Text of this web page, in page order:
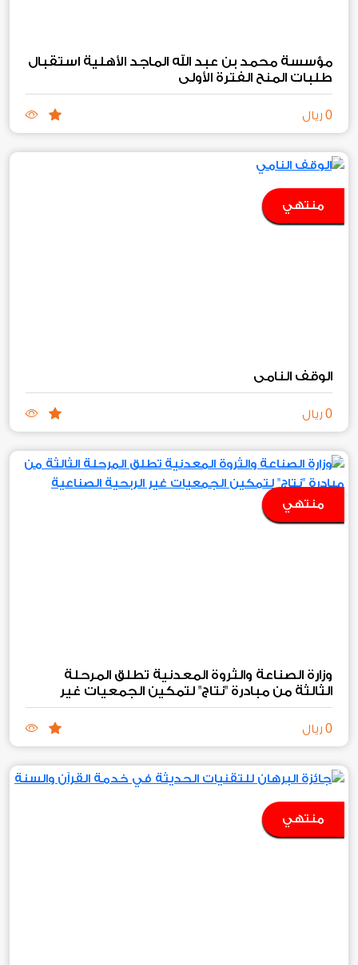
مؤسسة محمد بن عبد الله الماجد الأهلية استقبال
طلبات المنح الفترة الأولى
0 ريال
منتهي
الوقف النامي
0 ريال
منتهي
وزارة الصناعة والثروة المعدنية تطلق المرحلة
الثالثة من مبادرة "نتاج" لتمكين الجمعيات غير
الربحية الصناعية والتعدينية
0 ريال
منتهي